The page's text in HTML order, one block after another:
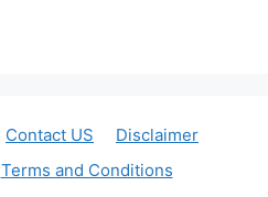
Contact US
Disclaimer
Terms and Conditions